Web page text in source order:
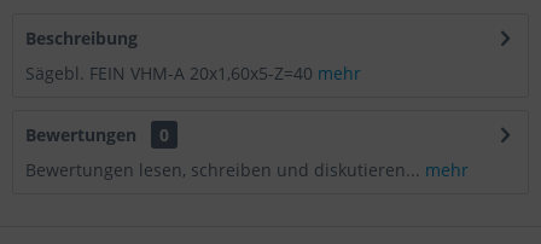
Beschreibung
Sägebl. FEIN VHM-A 20x1,60x5-Z=40 mehr
Bewertungen
0
Bewertungen lesen, schreiben und diskutieren... mehr